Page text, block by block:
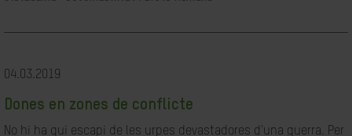
04.03.2019
Dones en zones de conflicte
No hi ha qui escapi de les urpes devastadores d'una guerra. Per